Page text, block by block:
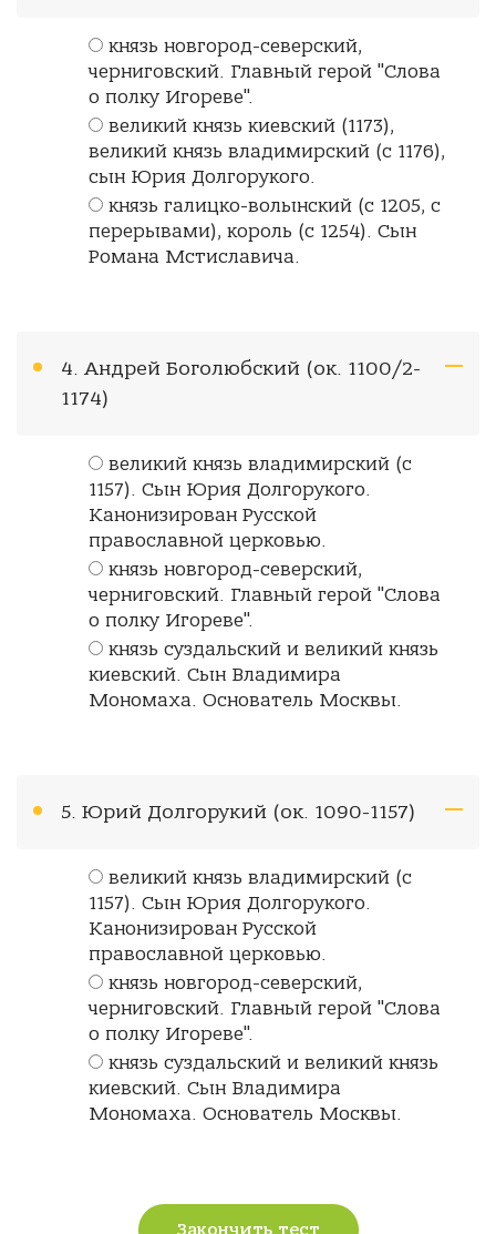
князь новгород-северский,
черниговский. Главный герой "Слова
о полку Игореве".
великий князь киевский (1173),
великий князь владимирский (с 1176),
сын Юрия Долгорукого.
князь галицко-волынский (с 1205, с
перерывами), король (с 1254). Сын
Романа Мстиславича.
4. Андрей Боголюбский (ок. 1100/2-
1174)
великий князь владимирский (с
1157). Сын Юрия Долгорукого.
Канонизирован Русской
православной церковью.
князь новгород-северский,
черниговский. Главный герой "Слова
о полку Игореве".
князь суздальский и великий князь
киевский. Сын Владимира
Мономаха. Основатель Москвы.
5. Юрий Долгорукий (ок. 1090-1157)
великий князь владимирский (с
1157). Сын Юрия Долгорукого.
Канонизирован Русской
православной церковью.
князь новгород-северский,
черниговский. Главный герой "Слова
о полку Игореве".
князь суздальский и великий князь
киевский. Сын Владимира
Мономаха. Основатель Москвы.
Закончить тест